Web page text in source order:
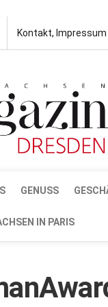
Kontakt, Impressum
GENUSS
IN PARIS